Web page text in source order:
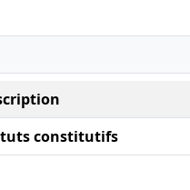
constitutifs